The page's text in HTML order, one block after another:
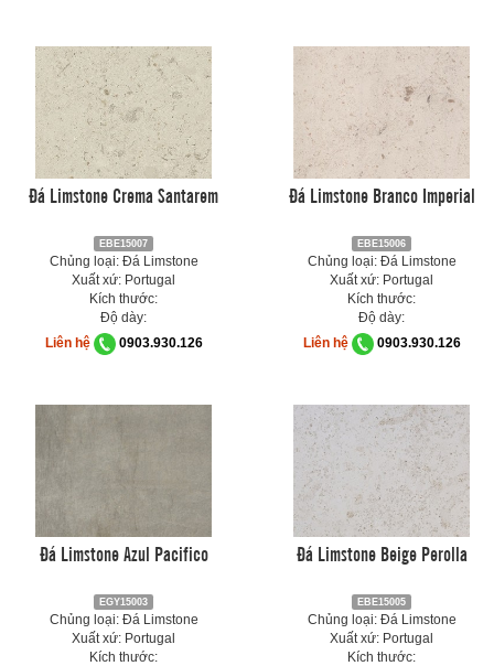
Đá Limstone Crema Santarem
EBE15007
Chủng loại: Đá Limstone
Xuất xứ: Portugal
Kích thước:
Độ dày:
Liên hệ
0903.930.126
Đá Limstone Branco Imperial
EBE15006
Chủng loại: Đá Limstone
Xuất xứ: Portugal
Kích thước:
Độ dày:
Liên hệ
0903.930.126
Đá Limstone Azul Pacifico
EGY15003
Chủng loại: Đá Limstone
Xuất xứ: Portugal
Kích thước:
Đá Limstone Beige Perolla
EBE15005
Chủng loại: Đá Limstone
Xuất xứ: Portugal
Kích thước: